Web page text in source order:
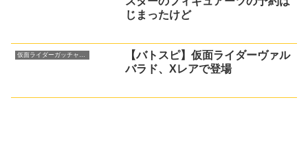
じまったけど
【バトスピ】仮面ライダーヴァル
バラド、Xレアで登場